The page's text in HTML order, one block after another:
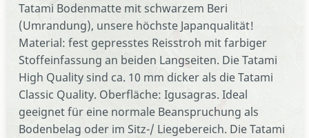
Tatami Bodenmatte mit schwarzem Beri
(Umrandung), unsere höchste Japanqualität!
Material: fest gepresstes Reisstroh mit farbiger
Stoffeinfassung an beiden Langseiten. Die Tatami
High Quality sind ca. 10 mm dicker als die Tatami
Classic Quality. Oberfläche: Igusagras. Ideal
geeignet für eine normale Beanspruchung als
Bodenbelag oder im Sitz-/ Liegebereich. Die Tatami